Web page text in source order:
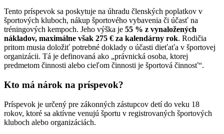
Tento príspevok sa poskytuje na úhradu členských poplatkov v
športových kluboch, nákup športového vybavenia či účasť na
tréningových kempoch. Jeho výška je 55 % z vynaložených
nákladov, maximálne však 275 € za kalendárny rok. Rodičia
pritom musia doložiť potrebné doklady o účasti dieťaťa v športovej
organizácii. Tá je definovaná ako „právnická osoba, ktorej
predmetom činnosti alebo cieľom činnosti je športová činnosť“.
Kto má nárok na príspevok?
Príspevok je určený pre zákonných zástupcov detí do veku 18
rokov, ktoré sa aktívne venujú športu v registrovaných športových
kluboch alebo organizáciách.